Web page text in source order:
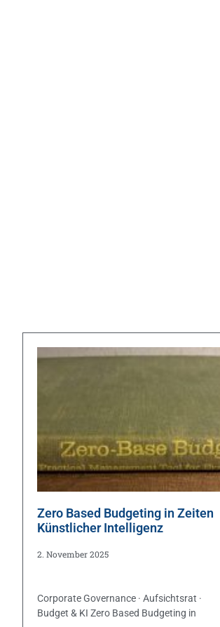
Zero Based Budgeting in Zeiten
Künstlicher Intelligenz
2. November 2025
Corporate Governance · Aufsichtsrat ·
Budget & KI Zero Based Budgeting in